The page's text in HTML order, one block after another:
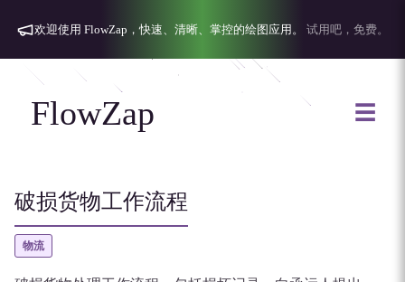
欢迎使用 FlowZap，快速、清晰、掌控的绘图应用。 试用吧，免费。
FlowZap ☰
破损货物工作流程
物流